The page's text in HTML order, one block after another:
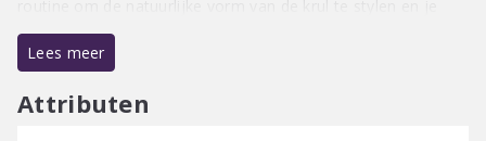
krullen langer te behouden.
Lees meer
Attributen